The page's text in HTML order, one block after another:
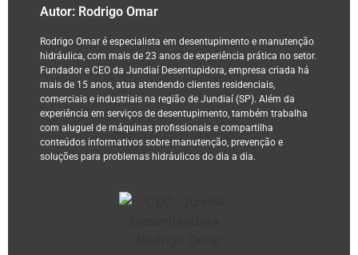
Autor: Rodrigo Omar
Rodrigo Omar é especialista em desentupimento e manutenção
hidráulica, com mais de 23 anos de experiência prática no setor.
Fundador e CEO da Jundiaí Desentupidora, empresa criada há
mais de 15 anos, atua atendendo clientes residenciais,
comerciais e industriais na região de Jundiaí (SP). Além da
experiência em serviços de desentupimento, também trabalha
com aluguel de máquinas profissionais e compartilha
conteúdos informativos sobre manutenção, prevenção e
soluções para problemas hidráulicos do dia a dia.